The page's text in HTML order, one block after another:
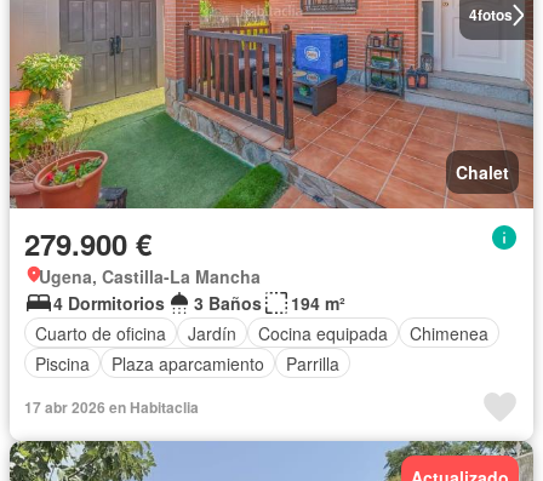
4fotos
Chalet
279.900 €
Ugena, Castilla-La Mancha
4 Dormitorios
3 Baños
194 m²
Cuarto de oficina
Jardín Cocina equipada
Chimenea
Piscina
Plaza aparcamiento Parrilla
17 abr 2026 en Habitaclia